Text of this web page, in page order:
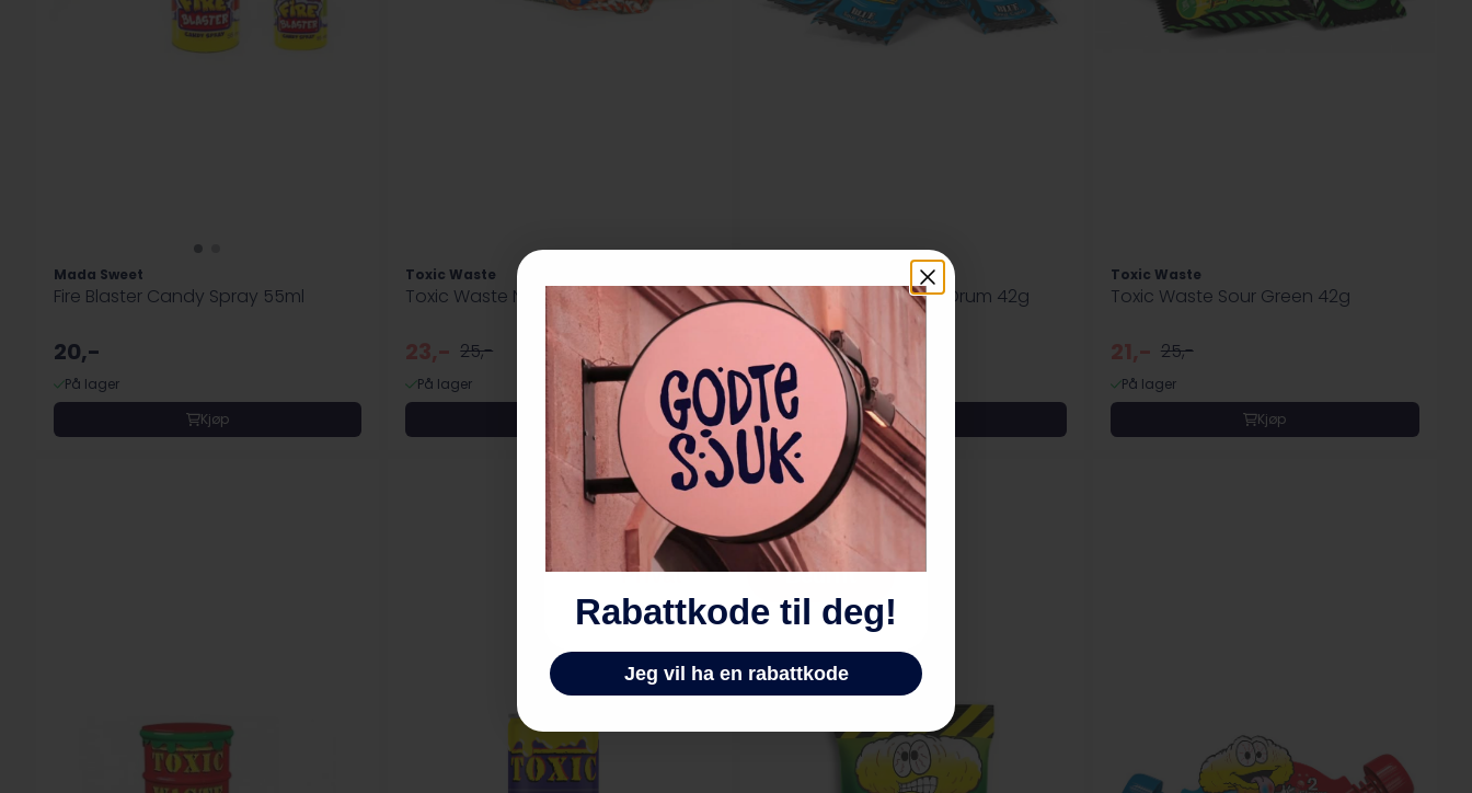
Mada Sweet
Fire Blaster Candy Spray 55ml
20,-
På lager
Kjøp
Toxic Waste
Toxic Waste Nuclear Fusion 42g
23,- 25,-
På lager
Kjøp
Toxic Waste Sour Blue Drum 42g
På lager
Kjøp
Toxic Waste
Toxic Waste Sour Green 42g
21,- 25,-
På lager
Kjøp
🍬
Privat eller bedrift?
Bedriftsbutikken finner du på
godtesjukbedrift.no
Privat Bedrift
Rabattkode til deg!
Jeg vil ha en rabattkode